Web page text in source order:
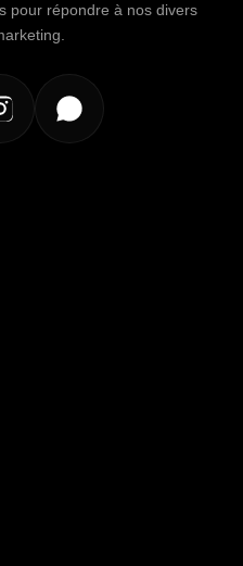
pour répondre à nos divers